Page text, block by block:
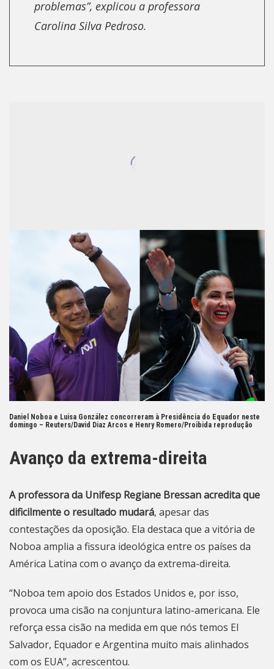
problemas”, explicou a professora
Carolina Silva Pedroso.
Daniel Noboa e Luisa González concorreram à Presidência do Equador neste
domingo – Reuters/David Diaz Arcos e Henry Romero/Proibida reprodução
Avanço da extrema-direita
A professora da Unifesp Regiane Bressan acredita que
dificilmente o resultado mudará, apesar das
contestações da oposição. Ela destaca que a vitória de
Noboa amplia a fissura ideológica entre os países da
América Latina com o avanço da extrema-direita.
“Noboa tem apoio dos Estados Unidos e, por isso,
provoca uma cisão na conjuntura latino-americana. Ele
reforça essa cisão na medida em que nós temos El
Salvador, Equador e Argentina muito mais alinhados
com os EUA”, acrescentou.